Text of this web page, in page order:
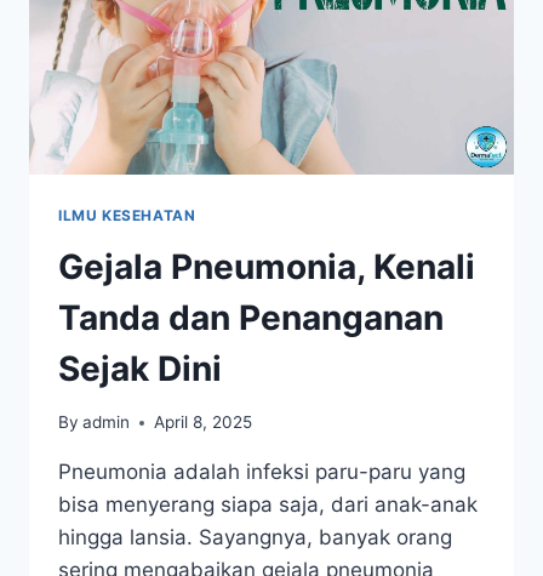
ILMU KESEHATAN
Gejala Pneumonia, Kenali
Tanda dan Penanganan
Sejak Dini
By admin April 8, 2025
Pneumonia adalah infeksi paru-paru yang
bisa menyerang siapa saja, dari anak-anak
hingga lansia. Sayangnya, banyak orang
sering mengabaikan gejala pneumonia